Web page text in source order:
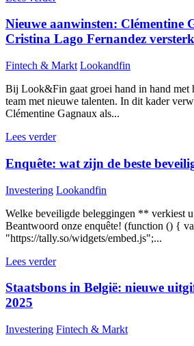
Nieuwe aanwinsten: Clémentine
Cristina Lago Fernandez
Fintech & Markt Lookandfin
Bij Look&Fin gaat groei hand in hand met
team met nieuwe talenten. In dit kader
Clémentine Gagnaux als...
Lees verder
Enquête: wat zijn de beste
Investering Lookandfin
Welke beveiligde beleggingen ** verkiest
Beantwoord onze enquête! (function () {
"https://tally.so/widgets/embed.js";...
Lees verder
Staatsbons in België: nieuwe
2025
Investering Fintech & Markt